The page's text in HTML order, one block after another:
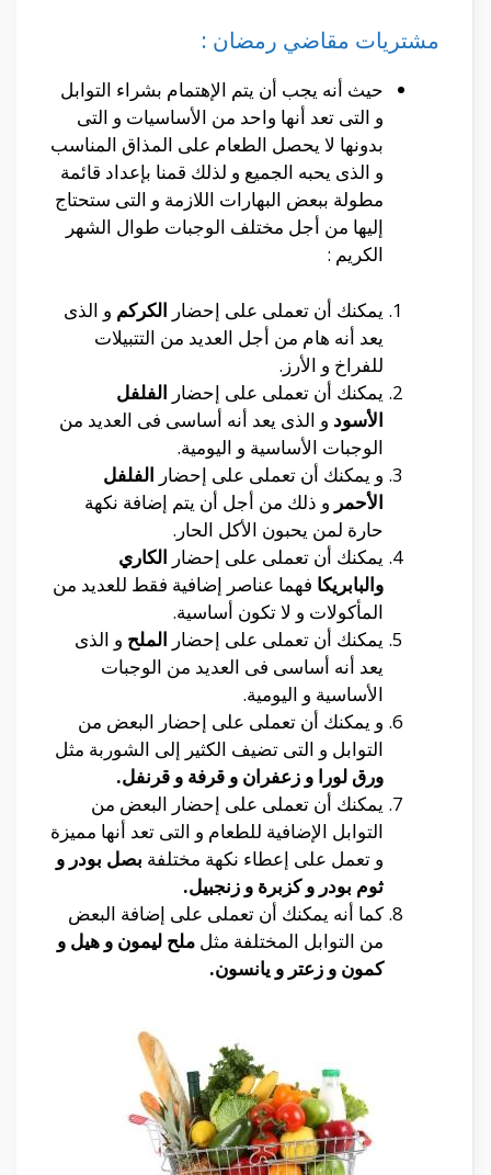
مشتريات مقاضي رمضان :
حيث أنه يجب أن يتم الإهتمام بشراء التوابل
و التى تعد أنها واحد من الأساسيات و التى
بدونها لا يحصل الطعام على المذاق المناسب
و الذى يحبه الجميع و لذلك قمنا بإعداد قائمة
مطولة ببعض البهارات اللازمة و التى ستحتاج
إليها من أجل مختلف الوجبات طوال الشهر
الكريم :
يمكنك أن تعملى على إحضار الكركم و الذى
يعد أنه هام من أجل العديد من التتبيلات
للفراخ و الأرز.
يمكنك أن تعملى على إحضار الفلفل
الأسود و الذى يعد أنه أساسى فى العديد من
الوجبات الأساسية و اليومية.
و يمكنك أن تعملى على إحضار الفلفل
الأحمر و ذلك من أجل أن يتم إضافة نكهة
حارة لمن يحبون الأكل الحار.
يمكنك أن تعملى على إحضار الكاري
والبابريكا فهما عناصر إضافية فقط للعديد من
المأكولات و لا تكون أساسية.
يمكنك أن تعملى على إحضار الملح و الذى
يعد أنه أساسى فى العديد من الوجبات
الأساسية و اليومية.
و يمكنك أن تعملى على إحضار البعض من
التوابل و التى تضيف الكثير إلى الشوربة مثل
ورق لورا و زعفران و قرفة و قرنفل.
يمكنك أن تعملى على إحضار البعض من
التوابل الإضافية للطعام و التى تعد أنها مميزة
و تعمل على إعطاء نكهة مختلفة بصل بودر و
ثوم بودر و كزبرة و زنجبيل.
كما أنه يمكنك أن تعملى على إضافة البعض
من التوابل المختلفة مثل ملح ليمون و هيل و
كمون و زعتر و يانسون.